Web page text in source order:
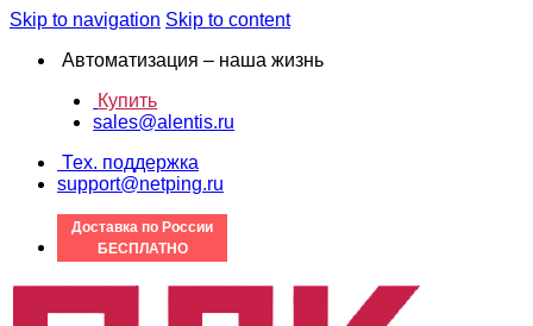
Skip to navigation Skip to content
Автоматизация – наша жизнь
Купить
sales@alentis.ru
Тех. поддержка
support@netping.ru
Доставка по России
БЕСПЛАТНО